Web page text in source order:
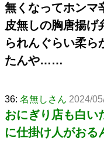
無くなってホンマ
皮無しの胸唐揚げ
られんぐらい柔ら
たんや……
36: 名無しさん 2024/
おにぎり店も白い
に仕掛け人がおる